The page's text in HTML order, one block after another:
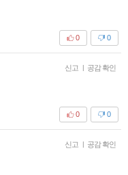
0
0
신고 | 공감 확인
0
0
신고 | 공감 확인